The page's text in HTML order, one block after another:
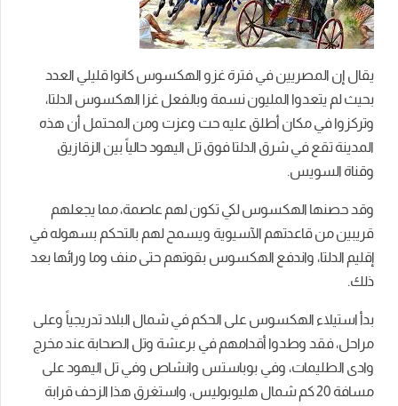
يقال إن المصريين في فترة غزو الهكسوس كانوا قليلي العدد
بحيث لم يتعدوا المليون نسمة وبالفعل غزا الهكسوس الدلتا،
وتركزوا في مكان أطلق علیه حت وعزت ومن المحتمل أن ھذه
المدينة تقع في شرق الدلتا فوق تل الیھود حالیاً بین الزقازيق
وقناة السويس.
وقد حصنھا الھكسوس لكي تكون لھم عاصمة، مما يجعلھم
قريبين من قاعدتھم الآسيوية ويسمح لھم بالتحكم بسھوله في
إقليم الدلتا، واندفع الھكسوس بقوتھم حتى منف وما ورائھا بعد
ذلك.
بدأ استيلاء الھكسوس على الحكم في شمال البلاد تدريجياً وعلى
مراحل، فقد وطدوا أقدامهم في برعشة وتل الصحابة عند مخرج
وادى الطليمات، وفي بوباستس وانشاص وفي تل الیھود على
مسافة 20 كم شمال ھلیوبولیس، واستغرق هذا الزحف قرابة